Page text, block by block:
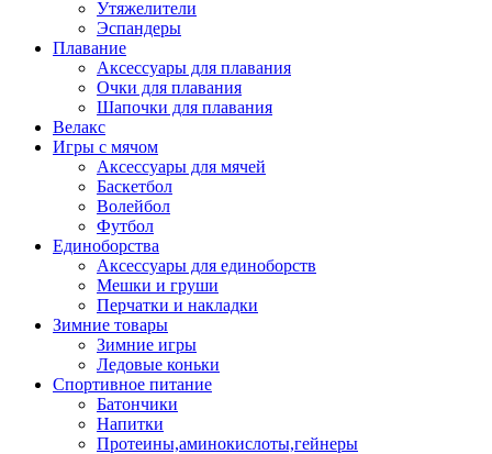
Утяжелители
Эспандеры
Плавание
Аксессуары для плавания
Очки для плавания
Шапочки для плавания
Велакс
Игры с мячом
Аксессуары для мячей
Баскетбол
Волейбол
Футбол
Единоборства
Аксессуары для единоборств
Мешки и груши
Перчатки и накладки
Зимние товары
Зимние игры
Ледовые коньки
Спортивное питание
Батончики
Напитки
Протеины,аминокислоты,гейнеры